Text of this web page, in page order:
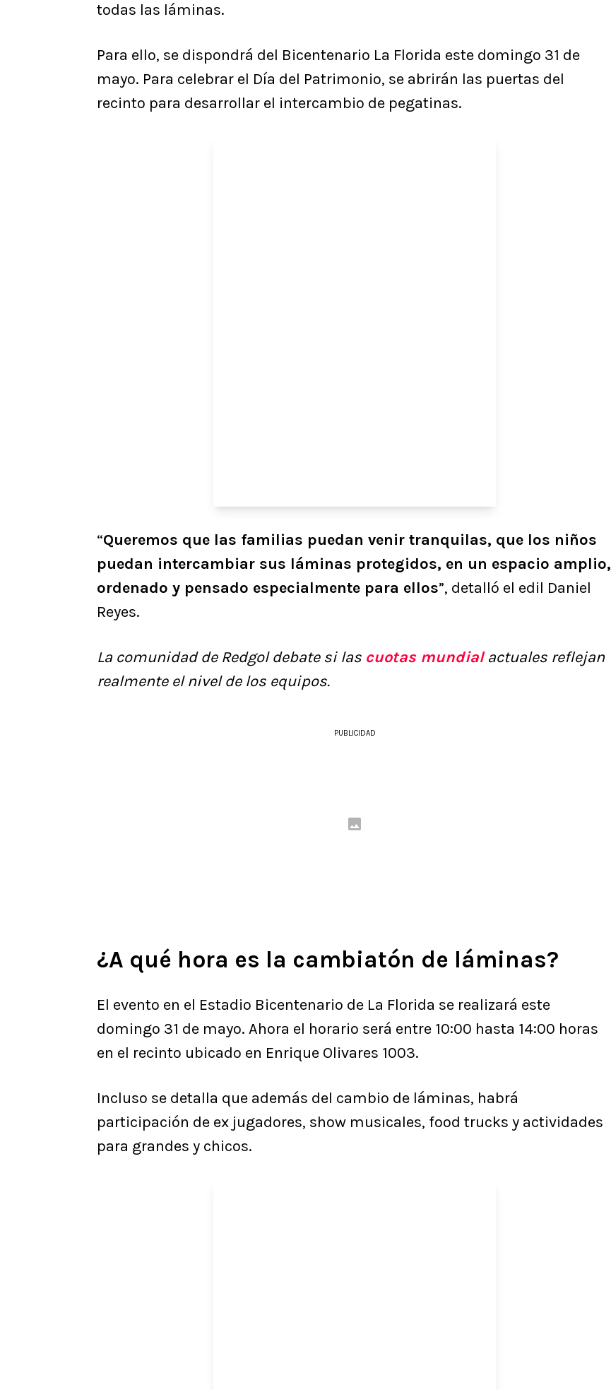
todas las láminas.
Para ello, se dispondrá del Bicentenario La Florida este domingo 31 de
mayo. Para celebrar el Día del Patrimonio, se abrirán las puertas del
recinto para desarrollar el intercambio de pegatinas.
“Queremos que las familias puedan venir tranquilas, que los niños
puedan intercambiar sus láminas protegidos, en un espacio amplio,
ordenado y pensado especialmente para ellos”, detalló el edil Daniel
Reyes.
La comunidad de Redgol debate si las cuotas mundialactuales reflejan
realmente el nivel de los equipos.
PUBLICIDAD
¿A qué hora es la cambiatón de láminas?
El evento en el Estadio Bicentenario de La Florida se realizará este
domingo 31 de mayo. Ahora el horario será entre 10:00 hasta 14:00 horas
en el recinto ubicado en Enrique Olivares 1003.
Incluso se detalla que además del cambio de láminas, habrá
participación de ex jugadores, show musicales, food trucks y actividades
para grandes y chicos.